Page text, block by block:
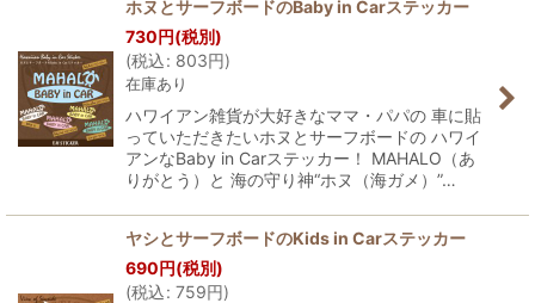
ホヌとサーフボードのBaby in Carステッカー
730円(税別)
(税込: 803円)
在庫あり
ハワイアン雑貨が大好きなママ・パパの 車に貼
っていただきたいホヌとサーフボードの ハワイ
アンなBaby in Carステッカー！ MAHALO（あ
りがとう）と 海の守り神“ホヌ（海ガメ）”…
ヤシとサーフボードのKids in Carステッカー
690円(税別)
(税込: 759円)